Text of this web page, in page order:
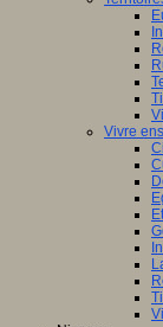
Vivre